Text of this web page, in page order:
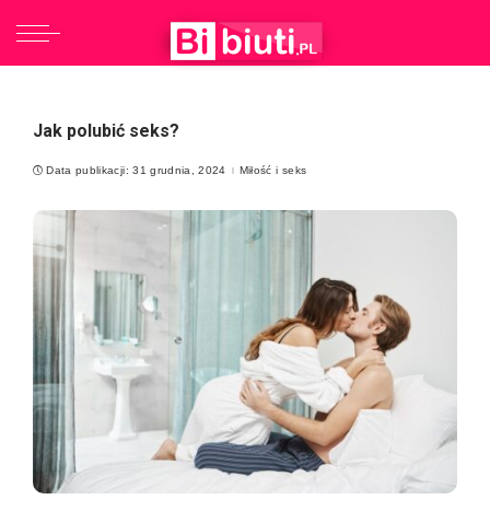
Jak polubić seks?
Data publikacji: 31 grudnia, 2024 Miłość i seks